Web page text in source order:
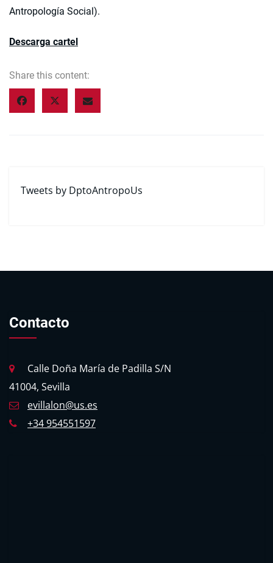
Antropología Social).
Descarga cartel
Share this content:
Tweets by DptoAntropoUs
Contacto
Calle Doña María de Padilla S/N
41004, Sevilla
evillalon@us.es
+34 954551597